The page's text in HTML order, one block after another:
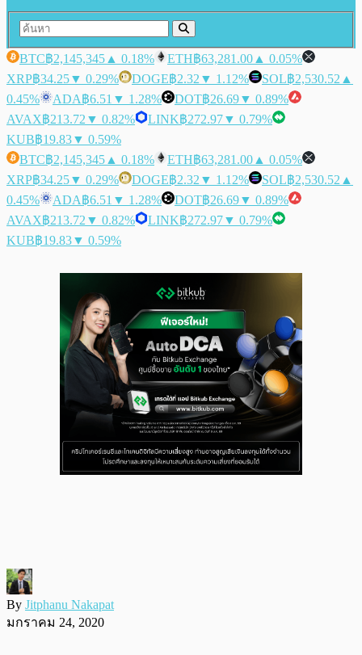
BTC฿2,145,345 ▲ 0.18% ETH฿63,281.00 ▲ 0.05%
XRP฿34.25▼ 0.29% DOGE฿2.32 ▼ 1.12% SOL฿2,530.52 ▲
0.45%
ADA฿6.51 ▼ 1.28% DOT฿26.69▼ 0.89%
AVAX฿213.72 ▼ 0.82% LINK฿272.97▼ 0.79%
KUB฿19.83▼ 0.59%
BTC฿2,145,345 ▲ 0.18% ETH฿63,281.00 ▲ 0.05%
XRP฿34.25▼ 0.29% DOGE฿2.32 ▼ 1.12% SOL฿2,530.52 ▲
0.45%
ADA฿6.51 ▼ 1.28% DOT฿26.69▼ 0.89%
AVAX฿213.72 ▼ 0.82% LINK฿272.97▼ 0.79%
KUB฿19.83▼ 0.59%
By Jitphanu Nakapat
มกราคม 24, 2020